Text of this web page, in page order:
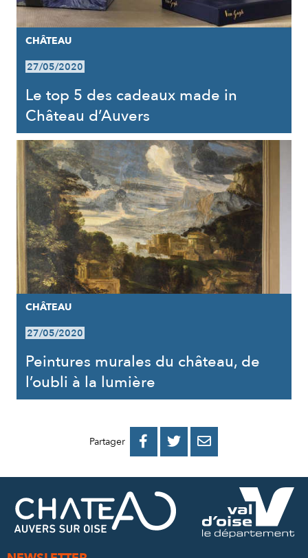
CHÂTEAU
27/05/2020
Le top 5 des cadeaux made in
Château d’Auvers
CHÂTEAU
27/05/2020
Peintures murales du château, de
l’oubli à la lumière
Partager 
PARTAGER
FACEBOOK
PARTAGER
PARTAGER
MAIL